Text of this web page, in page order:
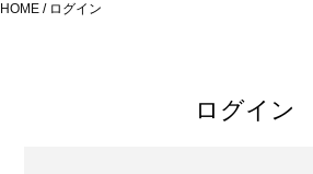
HOME / ログイン
ログイン